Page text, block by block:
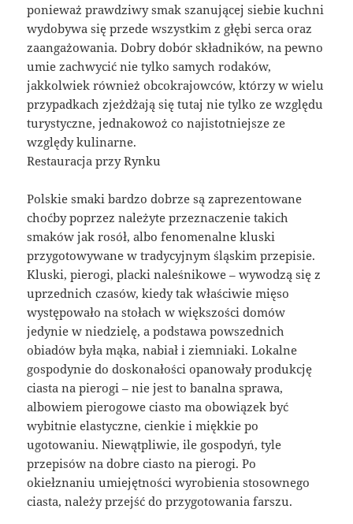
ponieważ prawdziwy smak szanującej siebie kuchni
wydobywa się przede wszystkim z głębi serca oraz
zaangażowania. Dobry dobór składników, na pewno
umie zachwycić nie tylko samych rodaków,
jakkolwiek również obcokrajowców, którzy w wielu
przypadkach zjeżdżają się tutaj nie tylko ze względu
turystyczne, jednakowoż co najistotniejsze ze
względy kulinarne.
Restauracja przy Rynku
Polskie smaki bardzo dobrze są zaprezentowane
choćby poprzez należyte przeznaczenie takich
smaków jak rosół, albo fenomenalne kluski
przygotowywane w tradycyjnym śląskim przepisie.
Kluski, pierogi, placki naleśnikowe – wywodzą się z
uprzednich czasów, kiedy tak właściwie mięso
występowało na stołach w większości domów
jedynie w niedzielę, a podstawa powszednich
obiadów była mąka, nabiał i ziemniaki. Lokalne
gospodynie do doskonałości opanowały produkcję
ciasta na pierogi – nie jest to banalna sprawa,
albowiem pierogowe ciasto ma obowiązek być
wybitnie elastyczne, cienkie i miękkie po
ugotowaniu. Niewątpliwie, ile gospodyń, tyle
przepisów na dobre ciasto na pierogi. Po
okiełznaniu umiejętności wyrobienia stosownego
ciasta, należy przejść do przygotowania farszu.